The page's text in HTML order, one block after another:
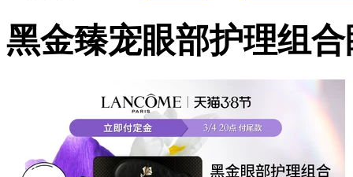
黑金臻宠眼部护理组